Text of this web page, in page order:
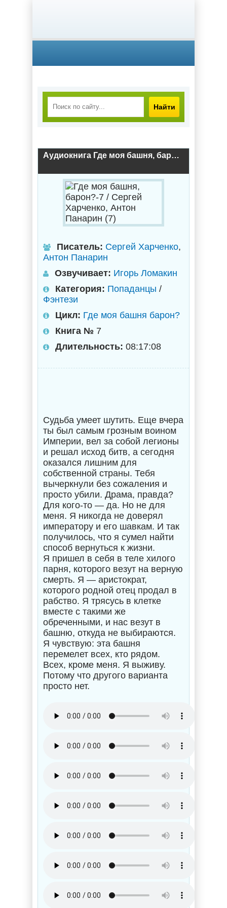
Найти
Аудиокнига Где моя башня, барон?-7 / Сергей Харченко, Антон Панарин (7)
Писатель: Сергей Харченко,
Антон Панарин
Озвучивает: Игорь Ломакин
Категория: Попаданцы /
Фэнтези
Цикл: Где моя башня барон?
Книга № 7
Длительность: 08:17:08
Судьба умеет шутить. Еще вчера
ты был самым грозным воином
Империи, вел за собой легионы
и решал исход битв, а сегодня
оказался лишним для
собственной страны. Тебя
вычеркнули без сожаления и
просто убили. Драма, правда?
Для кого-то — да. Но не для
меня. Я никогда не доверял
императору и его шавкам. И так
получилось, что я сумел найти
способ вернуться к жизни.
Я пришел в себя в теле хилого
парня, которого везут на верную
смерть. Я — аристократ,
которого родной отец продал в
рабство. Я трясусь в клетке
вместе с такими же
обреченными, и нас везут в
башню, откуда не выбираются.
Я чувствую: эта башня
перемелет всех, кто рядом.
Всех, кроме меня. Я выживу.
Потому что другого варианта
просто нет.